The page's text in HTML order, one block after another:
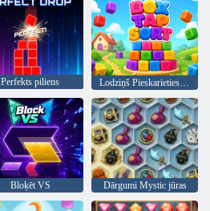
Perfekts piliens Lodziņš Pieskarieties Kārtot
Bloķēt VS Dārgumi Mystic jūras